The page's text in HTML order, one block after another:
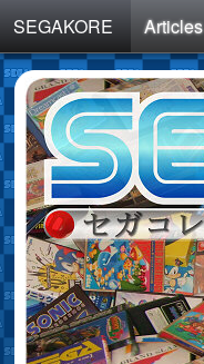
SEGAKORE Articles